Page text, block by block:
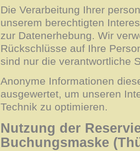
Die Verarbeitung Ihrer
unserem berechtigten
zur Datenerhebung. Wir
Rückschlüsse auf Ihre
sind nur die verantwortliche
Anonyme Informationen
ausgewertet, um unseren
Technik zu optimieren.
Nutzung der
Buchungsmaske